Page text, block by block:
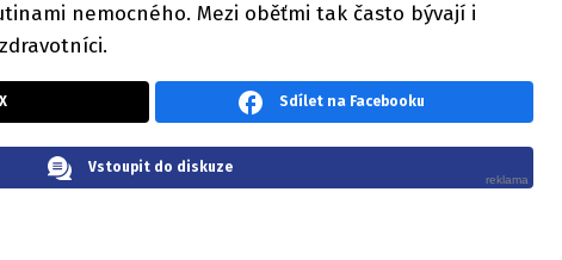
nemocného. Mezi oběťmi tak často bývají i
Sdílet na Facebooku
Vstoupit do diskuze